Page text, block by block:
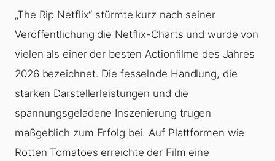
„The Rip Netflix“ stürmte kurz nach seiner
Veröffentlichung die Netflix-Charts und wurde von
vielen als einer der besten Actionfilme des Jahres
2026 bezeichnet. Die fesselnde Handlung, die
starken Darstellerleistungen und die
spannungsgeladene Inszenierung trugen
maßgeblich zum Erfolg bei. Auf Plattformen wie
Rotten Tomatoes erreichte der Film eine